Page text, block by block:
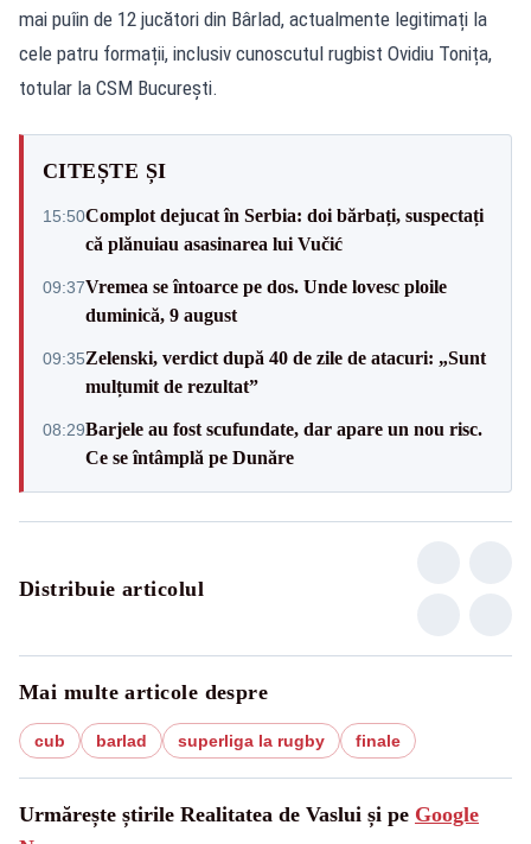
mai puîin de 12 jucători din Bârlad, actualmente legitimați la
cele patru formații, inclusiv cunoscutul rugbist Ovidiu Tonița,
totular la CSM București.
CITEȘTE ȘI
15:50Complot dejucat în Serbia: doi bărbați, suspectați
că plănuiau asasinarea lui Vučić
09:37Vremea se întoarce pe dos. Unde lovesc ploile
duminică, 9 august
09:35Zelenski, verdict după 40 de zile de atacuri: „Sunt
mulțumit de rezultat”
08:29Barjele au fost scufundate, dar apare un nou risc.
Ce se întâmplă pe Dunăre
Distribuie articolul
Mai multe articole despre
cub barlad superliga la rugby finale
Urmărește știrile Realitatea de Vaslui și pe Google